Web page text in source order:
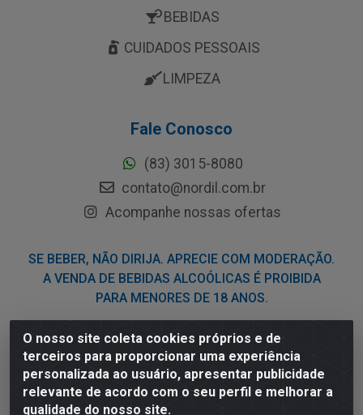
O nosso site coleta cookies próprios e de
terceiros para proporcionar uma experiência
personalizada ao usuário, apresentar publicidade
relevante de acordo com o seu perfil e melhorar a
qualidade do nosso site.
BEBIDAS
CUIDADOS PESSOAIS
LIMPEZA
Fale Conosco
(83) 3015-8080
contato@nordil.com.br
Acompanhe nossas ofertas
SE BEBER, NÃO DIRIJA. APRECIE COM MODERAÇÃO.
A VENDA DE BEBIDAS ALCOÓLICAS É PROIBIDA
PARA MENORES DE 18 ANOS.
Nordil Distribuidora - Avenida Liberdade, 2738, Bloco F -
Sesi - Bayeux/PB - CEP 58.111-400 - CNPJ
03.775.813/0001-41